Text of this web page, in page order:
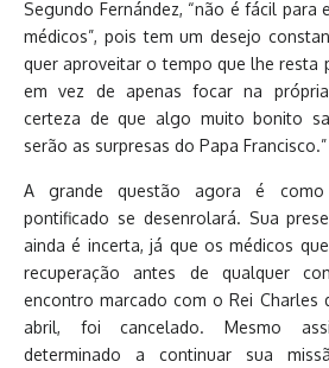
Segundo Fernández, “não é fácil para
médicos”, pois tem um desejo
quer aproveitar o tempo que lhe resta
em vez de apenas focar na própria
certeza de que algo muito bonito
serão as surpresas do Papa Francisco.”
A grande questão agora é
pontificado se desenrolará. Sua
ainda é incerta, já que os médicos
recuperação antes de qualquer
encontro marcado com o Rei Charles
abril, foi cancelado. Mesmo
determinado a continuar sua